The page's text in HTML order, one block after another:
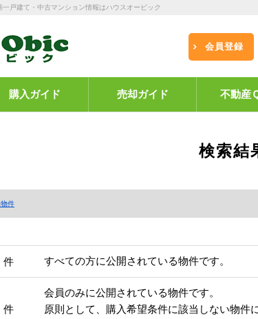
戸建て・中古マンション情報はハウスオービック
会員登録
購入ガイド 売却ガイド 不動産
検索結
件
件 すべての方に公開されている物件です。
件
会員のみに公開されている物件です。
原則として、購入希望条件に該当しない物件